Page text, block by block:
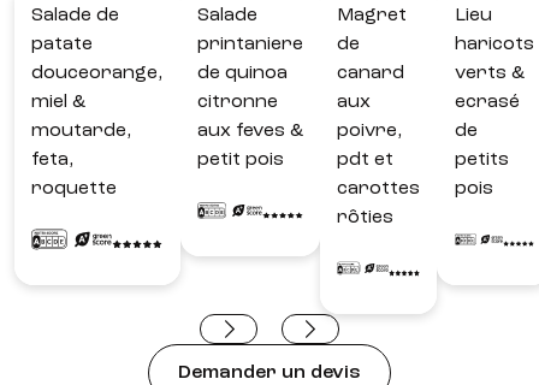
Salade de
patate
douceorange,
miel &
moutarde,
feta,
roquette
Salade
printaniere
de quinoa
citronne
aux feves &
petit pois
Magret
de
canard
aux
poivre,
pdt et
carottes
rôties
Lieu
haricots
verts &
ecrasé
de
petits
pois
Demander un devis